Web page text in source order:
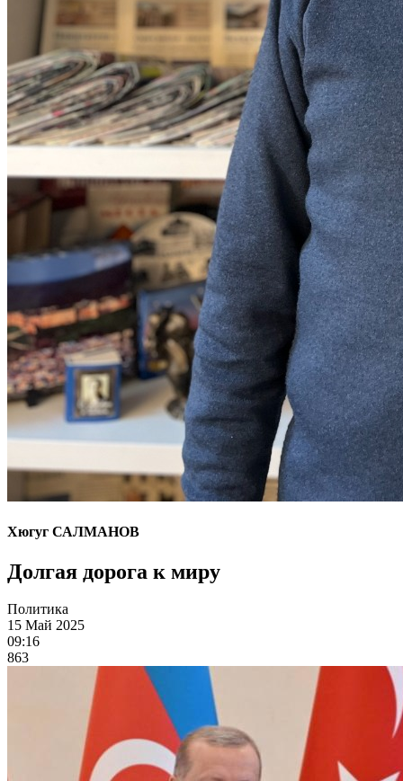
Хюгуг САЛМАНОВ
Долгая дорога к миру
Политика
15 Май 2025
09:16
863